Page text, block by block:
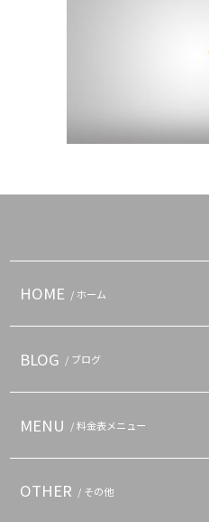
HOME / ホーム
BLOG / ブログ
MENU / 料金表メニュー
OTHER / その他